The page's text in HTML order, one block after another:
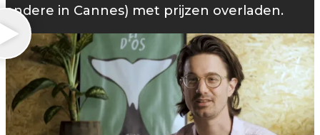
andere in Cannes) met prijzen overladen.